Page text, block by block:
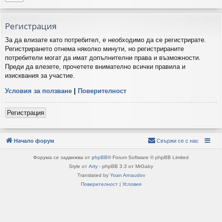
Регистрация
За да влизате като потребител, е необходимо да се регистрирате.
Регистрирането отнема няколко минути, но регистрираните
потребители могат да имат допълнителни права и възможности.
Преди да влезете, прочетете внимателно всички правила и
изисквания за участие.
Условия за ползване Поверителност
Регистрация
Начало форум Свържи се с нас
Форума се задвижва от phpBB® Forum Software © phpBB Limited
Style от Arty - phpBB 3.3 от MrGaby
Translated by Yoan Arnaudov
Поверителност
Условия